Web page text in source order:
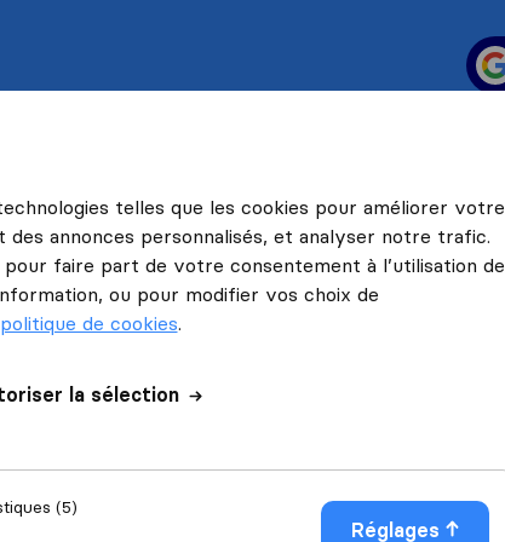
telles que les cookies pour améliorer votre
annonces personnalisés, et analyser notre trafic.
faire part de votre consentement à l’utilisation de
ou pour modifier vos choix de
politique de cookies.
la sélection
(5)
Réglages